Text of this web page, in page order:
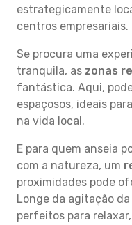
estrategicamente
centros empresariais.
Se procura uma
tranquila, as zonas
fantástica. Aqui,
espaçosos, ideais
na vida local.
E para quem anseia
com a natureza, um
proximidades pode
Longe da agitação
perfeitos para